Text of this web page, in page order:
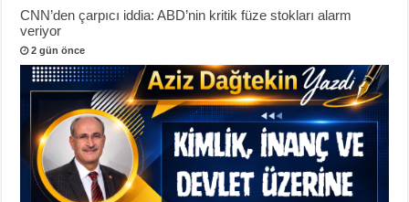
CNN’den çarpıcı iddia: ABD’nin kritik füze stokları alarm
veriyor
2 gün önce